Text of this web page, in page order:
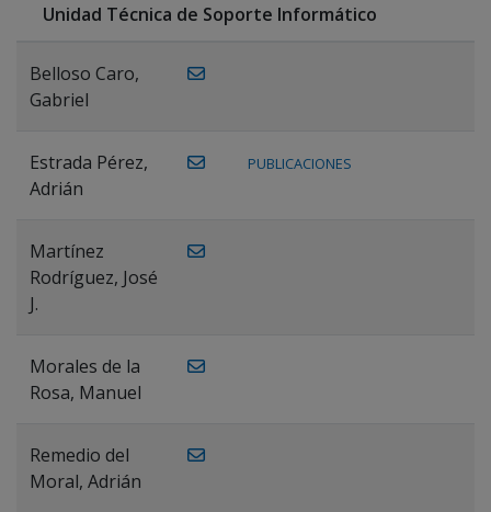
Unidad Técnica de Soporte Informático
Belloso Caro,
Gabriel
Estrada Pérez,
Adrián
PUBLICACIONES
Martínez
Rodríguez, José
J.
Morales de la
Rosa, Manuel
Remedio del
Moral, Adrián